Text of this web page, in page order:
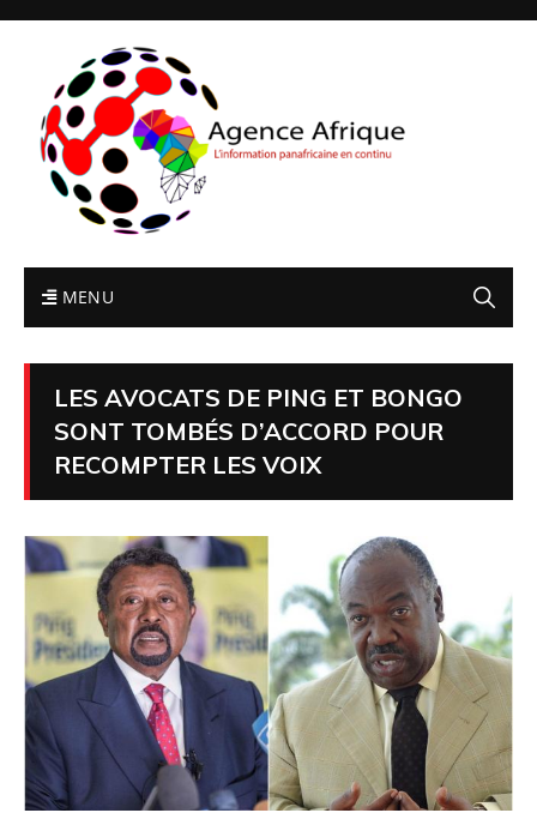
MENU
LES AVOCATS DE PING ET BONGO
SONT TOMBÉS D’ACCORD POUR
RECOMPTER LES VOIX